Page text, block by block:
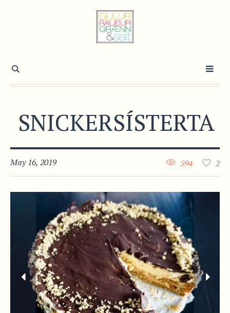
SNICKERSÍSTERTA
May 16, 2019 2
594